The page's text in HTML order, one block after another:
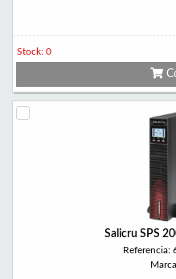
Stock: 0
Salicru SPS
Referencia: